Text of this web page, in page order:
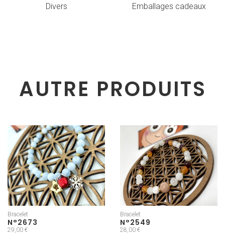
Divers Emballages cadeaux
AUTRE PRODUITS
Bracelet
N°2673
29,00 €
Bracelet
N°2549
28,00 €